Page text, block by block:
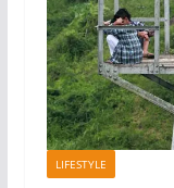
LIFESTYLE